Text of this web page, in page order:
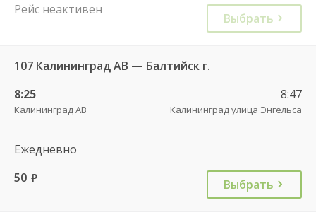
Рейс неактивен
Выбрать
107 Калининград АВ — Балтийск г.
8:25
Калининград АВ
8:47
Калининград улица Энгельса
Ежедневно
50 руб. Выбрать